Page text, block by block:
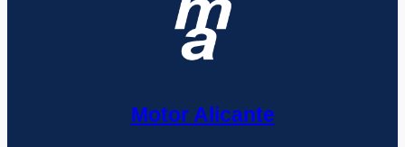
Motor Alicante